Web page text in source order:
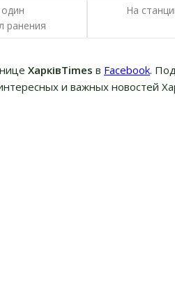
ранения
На
ХарківTimes в Facebook.
и важных новостей